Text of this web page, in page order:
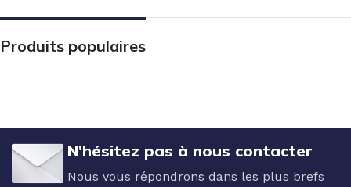
Produits populaires
N'hésitez pas à nous contacter
Nous vous répondrons dans les plus brefs